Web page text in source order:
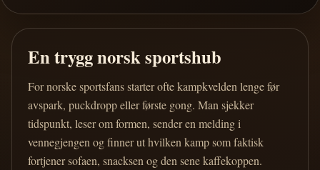
En trygg norsk sportshub
For norske sportsfans starter ofte kampkvelden lenge før
avspark, puckdropp eller første gong. Man sjekker
tidspunkt, leser om formen, sender en melding i
vennegjengen og finner ut hvilken kamp som faktisk
fortjener sofaen, snacksen og den sene kaffekoppen.